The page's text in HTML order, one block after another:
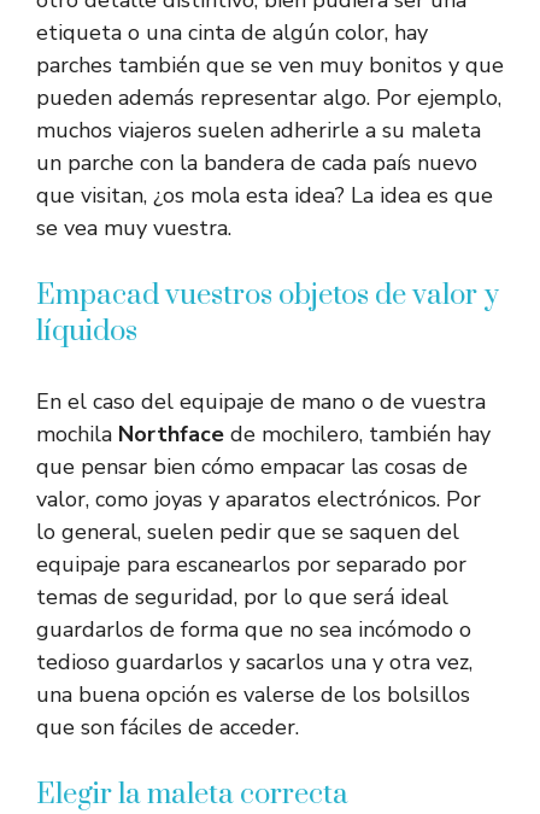
etiqueta o una cinta de algún color, hay
parches también que se ven muy bonitos y que
pueden además representar algo. Por ejemplo,
muchos viajeros suelen adherirle a su maleta
un parche con la bandera de cada país nuevo
que visitan, ¿os mola esta idea? La idea es que
se vea muy vuestra.
Empacad vuestros objetos de valor y
líquidos
En el caso del equipaje de mano o de vuestra
mochila Northface de mochilero, también hay
que pensar bien cómo empacar las cosas de
valor, como joyas y aparatos electrónicos. Por
lo general, suelen pedir que se saquen del
equipaje para escanearlos por separado por
temas de seguridad, por lo que será ideal
guardarlos de forma que no sea incómodo o
tedioso guardarlos y sacarlos una y otra vez,
una buena opción es valerse de los bolsillos
que son fáciles de acceder.
Elegir la maleta correcta